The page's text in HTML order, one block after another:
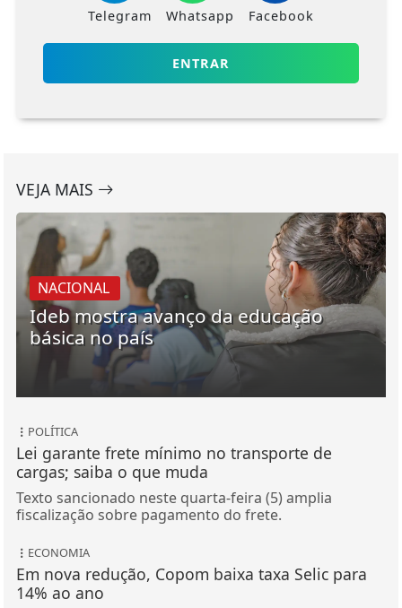
Telegram Whatsapp Facebook
ENTRAR
VEJA MAIS
NACIONAL
Ideb mostra avanço da educação
básica no país
POLÍTICA
Lei garante frete mínimo no transporte de
cargas; saiba o que muda
Texto sancionado neste quarta-feira (5) amplia
fiscalização sobre pagamento do frete.
ECONOMIA
Em nova redução, Copom baixa taxa Selic para
14% ao ano